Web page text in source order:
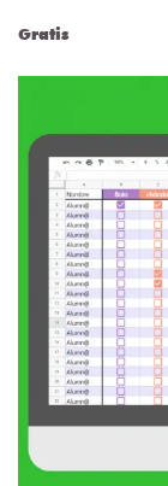
Gratis